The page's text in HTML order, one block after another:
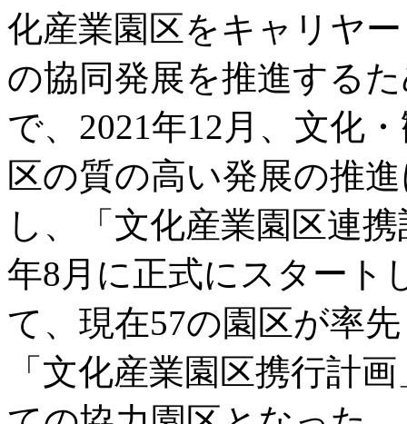
化産業園区をキャリヤ
の協同発展を推進する
で、2021年12月、文化
区の質の高い発展の推
し、「文化産業園区連
年8月に正式にスタート
て、現在57の園区が率
「文化産業園区携行計